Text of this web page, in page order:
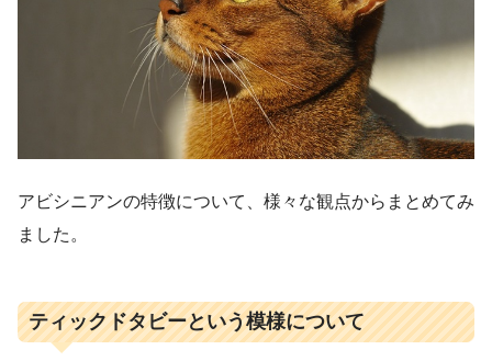
アビシニアンの特徴について、様々な観点からまとめてみ
ました。
ティックドタビーという模様について